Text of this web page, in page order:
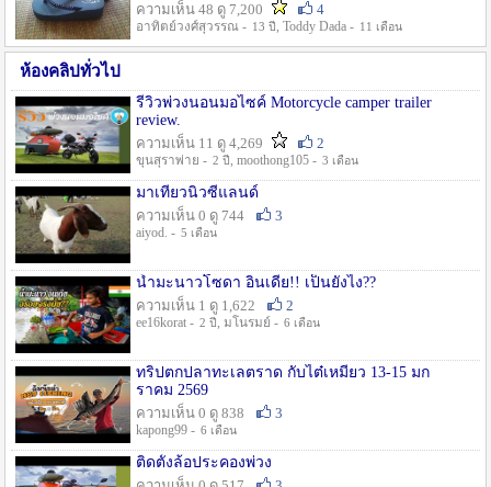
ความเห็น 48 ดู 7,200
4
อาทิตย์วงศ์สุวรรณ - 13 ปี , Toddy Dada - 11 เดือน
ห้องคลิปทั่วไป
รีวิวพ่วงนอนมอไซค์ Motorcycle camper trailer
review.
ความเห็น 11 ดู 4,269
2
ขุนสุราพ่าย - 2 ปี , moothong105 - 3 เดือน
มาเที่ยวนิวซีแลนด์
ความเห็น 0 ดู 744
3
aiyod. - 5 เดือน
น้ำมะนาวโซดา อินเดีย!! เป็นยังไง??
ความเห็น 1 ดู 1,622
2
ee16korat - 2 ปี , มโนรมย์ - 6 เดือน
ทริปตกปลาทะเลตราด กับไต๋เหมี่ยว 13-15 มก
ราคม 2569
ความเห็น 0 ดู 838
3
kapong99 - 6 เดือน
ติดตั้งล้อประคองพ่วง